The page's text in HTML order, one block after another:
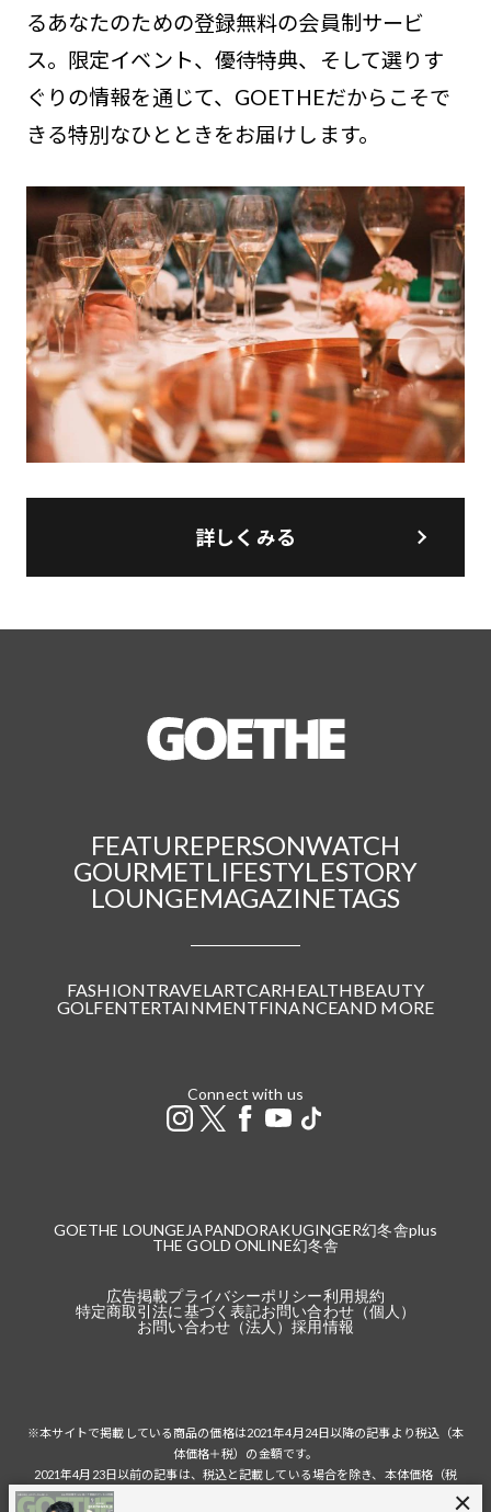
るあなたのための登録無料の会員制サービ
ス。限定イベント、優待特典、そして選りす
ぐりの情報を通じて、GOETHEだからこそで
きる特別なひとときをお届けします。
詳しくみる
FEATUREPERSONWATCH
GOURMETLIFESTYLESTORY
LOUNGEMAGAZINETAGS
FASHIONTRAVELARTCARHEALTHBEAUTY
GOLFENTERTAINMENTFINANCEAND MORE
Connect with us
GOETHE LOUNGE JAPANDORAKUGINGER幻冬舎plus
THE GOLD ONLINE幻冬舎
広告掲載プライバシーポリシー利用規約
特定商取引法に基づく表記お問い合わせ（個人）
お問い合わせ（法人）採用情報
※本サイトで掲載している商品の価格は2021年4月24日以降の記事より税込（本
体価格＋税）の金額です。
2021年4月23日以前の記事は、税込と記載している場合を除き、本体価格（税